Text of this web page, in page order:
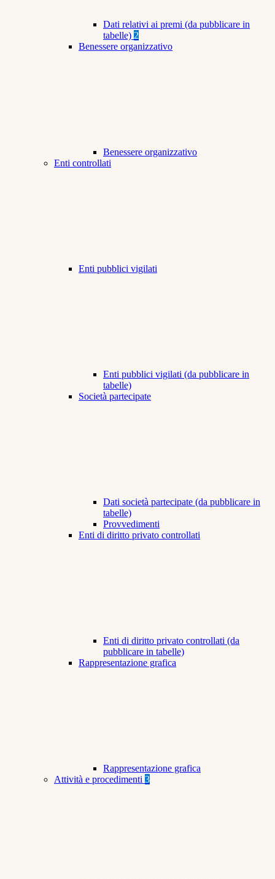
Dati relativi ai premi (da pubblicare in
tabelle) 2
Benessere organizzativo
Benessere organizzativo
Enti controllati
Enti pubblici vigilati
Enti pubblici vigilati (da pubblicare in
tabelle)
Società partecipate
Dati società partecipate (da pubblicare in
tabelle)
Provvedimenti
Enti di diritto privato controllati
Enti di diritto privato controllati (da
pubblicare in tabelle)
Rappresentazione grafica
Rappresentazione grafica
Attività e procedimenti 3